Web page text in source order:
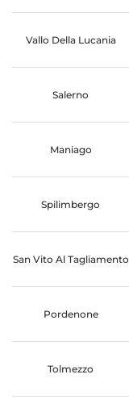
Vallo Della Lucania
Salerno
Maniago
Spilimbergo
San Vito Al Tagliamento
Pordenone
Tolmezzo